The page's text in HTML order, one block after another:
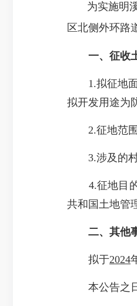
为实施明
区北侧外环路
一、征收
1.拟征地面
拟开发用途为
2.征地范围：
3.涉及的村
4.征地目的
共和国土地管
二、其他
拟于2024
本公告之日